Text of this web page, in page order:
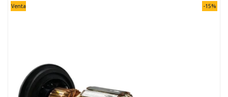
Venta -15%